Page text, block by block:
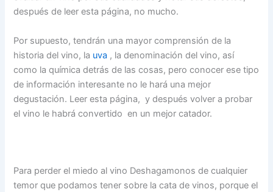
después de leer esta página, no mucho.
Por supuesto, tendrán una mayor comprensión de la
historia del vino, la uva , la denominación del vino, así
como la química detrás de las cosas, pero conocer ese tipo
de información interesante no le hará una mejor
degustación. Leer esta página, y después volver a probar
el vino le habrá convertido en un mejor catador.
Para perder el miedo al vino Deshagamonos de cualquier
temor que podamos tener sobre la cata de vinos, porque el